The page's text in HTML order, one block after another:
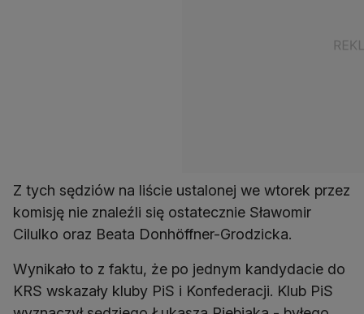
Z tych sędziów na liście ustalonej we wtorek przez
komisję nie znaleźli się ostatecznie Sławomir
Cilulko oraz Beata Donhöffner-Grodzicka.
Wynikało to z faktu, że po jednym kandydacie do
KRS wskazały kluby PiS i Konfederacji. Klub PiS